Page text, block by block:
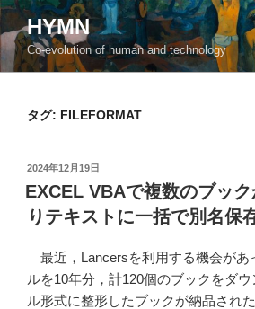
コ
ン
テ
ン
HYMN
Co-evolution of human and technology
タグ: FILEFORMAT
投
稿
日:
2024年12月19日
EXCEL VBAで複数のブッ
りテキストに一括で別名保
最近，Lancersを利用する機会があ
ルを10年分，計120個のブックをダ
ル形式に整形したブックが納品され